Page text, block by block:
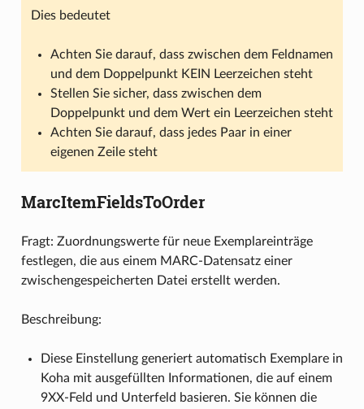
Dies bedeutet
Achten Sie darauf, dass zwischen dem Feldnamen
und dem Doppelpunkt KEIN Leerzeichen steht
Stellen Sie sicher, dass zwischen dem
Doppelpunkt und dem Wert ein Leerzeichen steht
Achten Sie darauf, dass jedes Paar in einer
eigenen Zeile steht
MarcItemFieldsToOrder
Fragt: Zuordnungswerte für neue Exemplareinträge
festlegen, die aus einem MARC-Datensatz einer
zwischengespeicherten Datei erstellt werden.
Beschreibung:
Diese Einstellung generiert automatisch Exemplare in
Koha mit ausgefüllten Informationen, die auf einem
9XX-Feld und Unterfeld basieren. Sie können die